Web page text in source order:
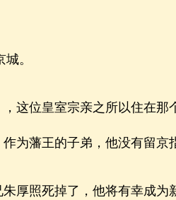
。
位皇室宗亲之所以住在那
为藩王的子弟，他没有留京
照死掉了，他将有幸成为